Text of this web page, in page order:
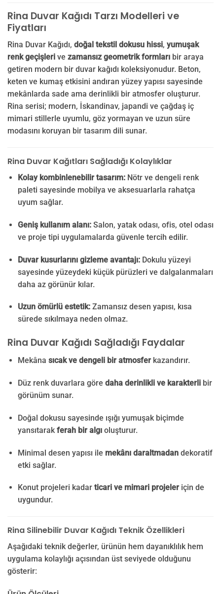
Rina Duvar Kağıdı Tarzı Modelleri ve
Fiyatları
Rina Duvar Kağıdı, doğal tekstil dokusu hissi, yumuşak
renk geçişleri ve zamansız geometrik formları bir araya
getiren modern bir duvar kağıdı koleksiyonudur. Beton,
keten ve kumaş etkisini andıran yüzey yapısı sayesinde
mekânlarda sade ama derinlikli bir atmosfer oluşturur.
Rina serisi; modern, İskandinav, japandi ve çağdaş iç
mimari stillerle uyumlu, göz yormayan ve uzun süre
modasını koruyan bir tasarım dili sunar.
Rina Duvar Kağıtları Sağladığı Kolaylıklar
Kolay kombinlenebilir tasarım:Nötr ve dengeli renk
paleti sayesinde mobilya ve aksesuarlarla rahatça
uyum sağlar.
Geniş kullanım alanı:Salon, yatak odası, ofis, otel odası
ve proje tipi uygulamalarda güvenle tercih edilir.
Duvar kusurlarını gizleme avantajı:Dokulu yüzeyi
sayesinde yüzeydeki küçük pürüzleri ve dalgalanmaları
daha az görünür kılar.
Uzun ömürlü estetik:Zamansız desen yapısı, kısa
sürede sıkılmaya neden olmaz.
Rina Duvar Kağıdı Sağladığı Faydalar
Mekâna sıcak ve dengeli bir atmosferkazandırır.
Düz renk duvarlara göre daha derinlikli ve karakterlibir
görünüm sunar.
Doğal dokusu sayesinde ışığı yumuşak biçimde
yansıtarakferah bir algıoluşturur.
Minimal desen yapısı ile mekânı daraltmadandekoratif
etki sağlar.
Konut projeleri kadar ticari ve mimari projeleriçin de
uygundur.
Rina Silinebilir Duvar Kağıdı Teknik Özellikleri
Aşağıdaki teknik değerler, ürünün hem dayanıklılık hem
uygulama kolaylığı açısından üst seviyede olduğunu
gösterir: